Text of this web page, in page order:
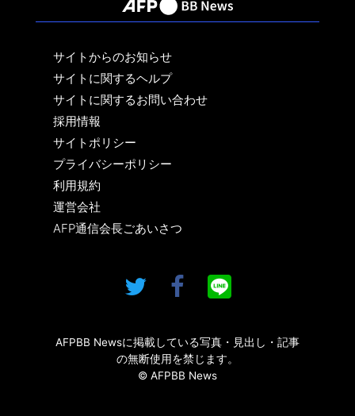
サイトからのお知らせ
サイトに関するヘルプ
サイトに関するお問い合わせ
採用情報
サイトポリシー
プライバシーポリシー
利用規約
運営会社
AFP通信会長ごあいさつ
AFPBB Newsに掲載している写真・見出し・記事
の無断使用を禁じます。
© AFPBB News